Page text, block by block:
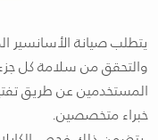
يتطلب صيانة الأسانسير
والتحقق من سلامة كل
المستخدمين عن طريق
خبراء متخصصين.